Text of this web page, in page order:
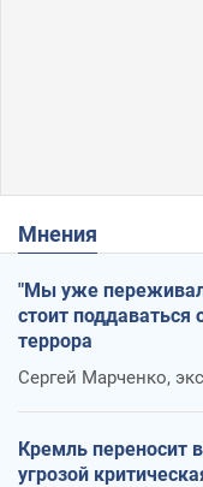
Мнения
"Мы уже
стоит поддаваться
террора
Сергей Марченко,
Кремль переносит
угрозой